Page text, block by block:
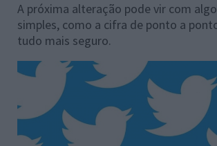
A próxima alteração pode vir com
simples, como a cifra de ponto a
tudo mais seguro.